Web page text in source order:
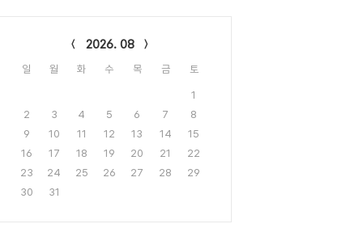
2026. 08
일 월 화 수 목 금 토
1
2
3 4 5 6 7
8
9
10 11 12 13 14
15
16
17 18 19 20 21
22
23
24 25 26 27 28
29
30
31